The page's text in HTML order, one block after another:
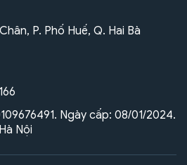
P. Phố Huế, Q. Hai Bà
Ngày cấp: 08/01/2024.
Nội